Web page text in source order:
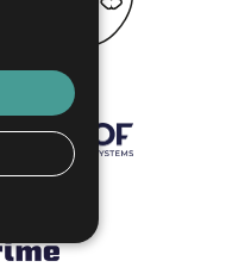
.SPONSOR